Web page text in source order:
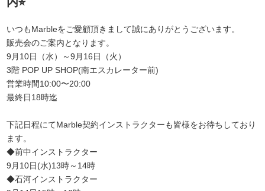
いつもMarbleをご愛顧頂きまして誠にありがとうございます。
販売会のご案内となります。
9月10日（水）～9月16日（火）
3階 POP UP SHOP(南エスカレーター前)
営業時間10:00〜20:00
最終日18時迄
下記日程にてMarble契約インストラクターも皆様をお待ちしており
ます。
◆前中インストラクター
9月10日(水)13時～14時
◆石河インストラクター